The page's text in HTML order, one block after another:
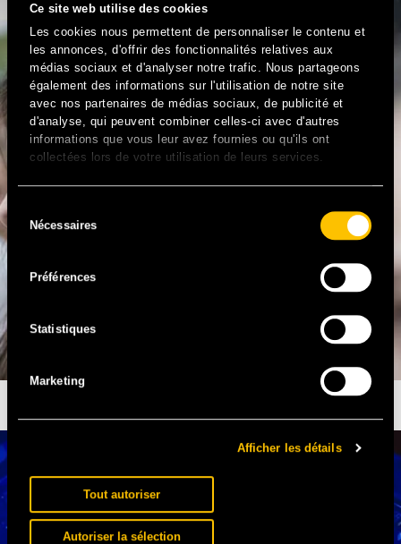
Ce site web utilise des cookies
Les cookies nous permettent de personnaliser le contenu et
les annonces, d'offrir des fonctionnalités relatives aux
médias sociaux et d'analyser notre trafic. Nous partageons
également des informations sur l'utilisation de notre site
avec nos partenaires de médias sociaux, de publicité et
d'analyse, qui peuvent combiner celles-ci avec d'autres
informations que vous leur avez fournies ou qu'ils ont
collectées lors de votre utilisation de leurs services.
duNécessaires
Préférences
Statistiques
Marketing
Afficher les détails
Tout autoriser
Autoriser la sélection